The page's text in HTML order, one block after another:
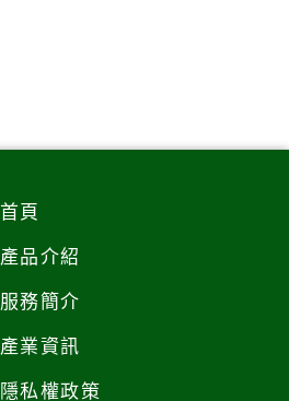
首頁
產品介紹
服務簡介
產業資訊
隱私權政策